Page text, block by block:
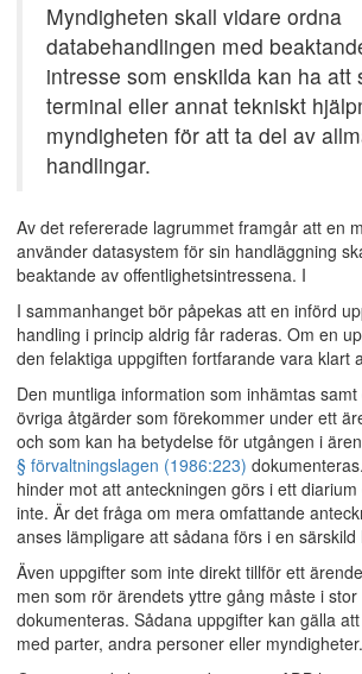
Myndigheten skall vidare ordna
databehandlingen med
intresse som enskilda kan ha att
terminal eller annat tekniskt
myndigheten för att ta del av
handlingar.
Av det refererade lagrummet framgår att en
använder datasystem för sin handläggning
beaktande av offentlighetsintressena. I
I sammanhanget bör påpekas att en införd
handling i princip aldrig får raderas. Om en
den felaktiga uppgiften fortfarande vara klart
Den muntliga information som inhämtas
övriga åtgärder som förekommer under ett
och som kan ha betydelse för utgången i
§ förvaltningslagen (1986:223)
hinder mot att anteckningen görs i ett
inte. Är det fråga om mera omfattande
anses lämpligare att sådana förs i en särskild
Även uppgifter som inte direkt tillför ett
men som rör ärendets yttre gång måste i
dokumenteras. Sådana uppgifter kan gälla
med parter, andra personer eller myndigheter.